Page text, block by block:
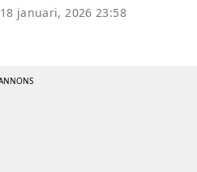
18 januari, 2026 23:58